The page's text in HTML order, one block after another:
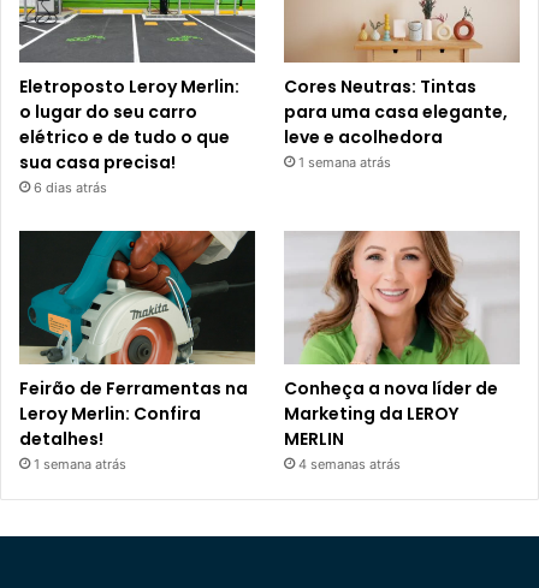
Eletroposto Leroy Merlin:
o lugar do seu carro
elétrico e de tudo o que
sua casa precisa!
6 dias atrás
Cores Neutras: Tintas
para uma casa elegante,
leve e acolhedora
1 semana atrás
Feirão de Ferramentas na
Leroy Merlin: Confira
detalhes!
1 semana atrás
Conheça a nova líder de
Marketing da LEROY
MERLIN
4 semanas atrás